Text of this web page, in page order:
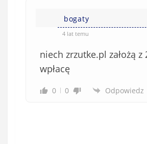
bogaty
4 lat temu
niech zrzutke.pl założą z
wpłacę
0 0 Odpowiedz